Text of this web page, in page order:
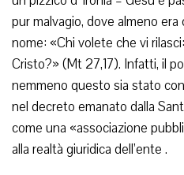
pur malvagio, dove almeno
nome: «Chi volete che vi
Cristo?» (Mt 27,17). Infatti, il
nemmeno questo sia stato
nel decreto emanato dalla
come una «associazione
alla realtà giuridica dell’ente .